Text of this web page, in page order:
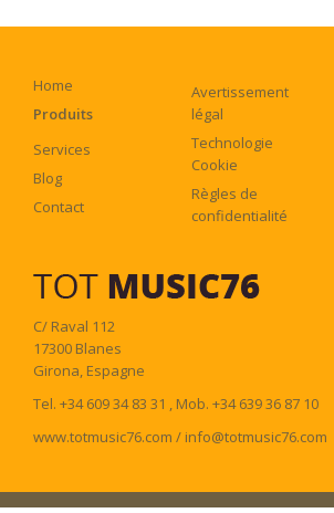
Home
Produits
Services
Blog
Contact
Avertissement
légal
Technologie
Cookie
Règles de
confidentialité
C/ Raval 112
17300 Blanes
Girona, Espagne
Tel. +34 609 34 83 31 , Mob. +34 639 36 87 10
www.totmusic76.com / info@totmusic76.com